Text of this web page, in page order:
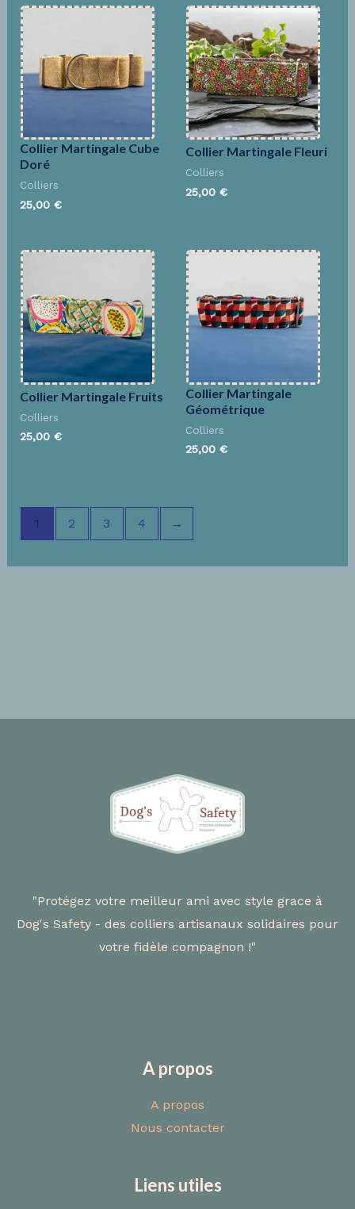
Collier Martingale Cube
Doré
Colliers
25,00 €
Collier Martingale Fleuri
Colliers
25,00 €
Collier Martingale Fruits
Colliers
25,00 €
Collier Martingale
Géométrique
Colliers
25,00 €
1 2 3 4 →
"Protégez votre meilleur ami avec style grace à
Dog's Safety - des colliers artisanaux solidaires pour
votre fidèle compagnon !"
A propos
A propos
Nous contacter
Liens utiles